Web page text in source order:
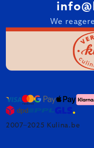
We
2007–2025 Kulina.be